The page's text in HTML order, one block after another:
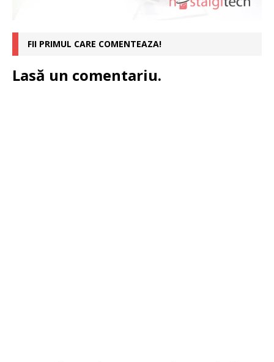
FII PRIMUL CARE COMENTEAZA!
Lasă un comentariu.